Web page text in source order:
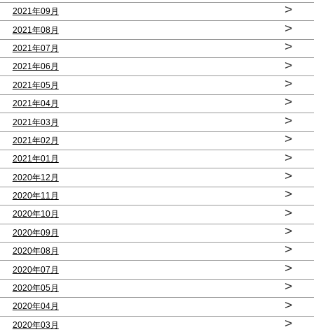
2021年09月 >
2021年08月 >
2021年07月 >
2021年06月 >
2021年05月 >
2021年04月 >
2021年03月 >
2021年02月 >
2021年01月 >
2020年12月 >
2020年11月 >
2020年10月 >
2020年09月 >
2020年08月 >
2020年07月 >
2020年05月 >
2020年04月 >
2020年03月 >